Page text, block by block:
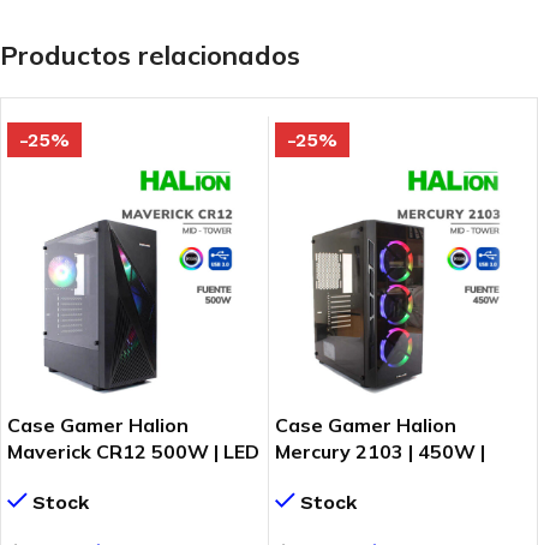
Productos relacionados
-25%
Case Gamer Halion
Maverick CR12 500W | LED
Stock
-25%
Case Gamer Halion
Mercury 2103 | 450W |
Stock